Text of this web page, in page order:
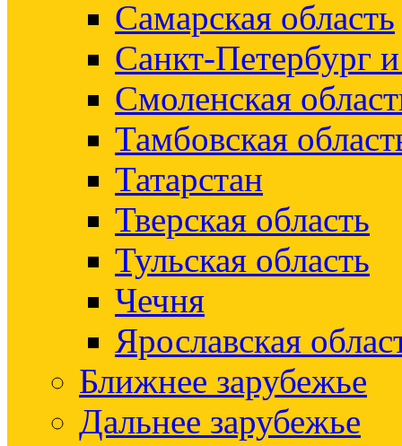
Самарская область
Санкт-Петербург
Смоленская
Тамбовская
Татарстан
Тверская область
Тульская область
Чечня
Ярославская
Ближнее зарубежье
Дальнее зарубежье